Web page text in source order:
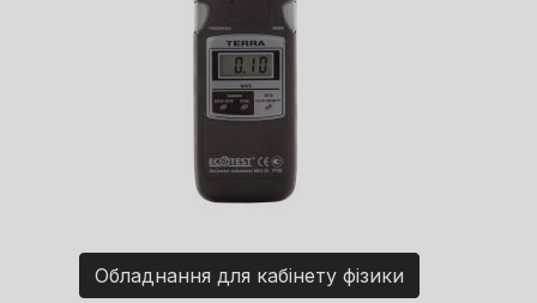
Обладнання для кабінету фізики